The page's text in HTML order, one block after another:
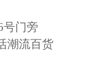
号门旁
潮流百货